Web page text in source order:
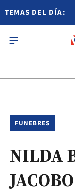
TEMAS DEL DÍA:
FUNEBRES
NILDA
JACOBO